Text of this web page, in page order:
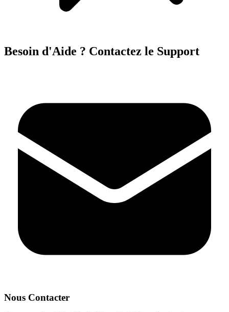
Besoin d'Aide ? Contactez le Support
Nous Contacter